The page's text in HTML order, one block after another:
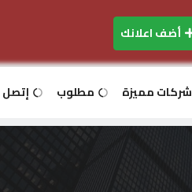
أضف اعلانك
شركات مميزة مطلوب إتصل